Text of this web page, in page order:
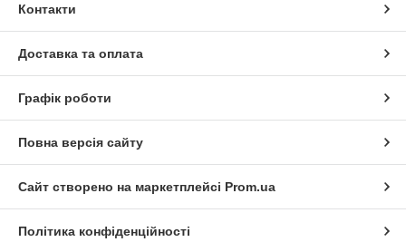
Контакти
Доставка та оплата
Графік роботи
Повна версія сайту
Сайт створено на маркетплейсі Prom.ua
Політика конфіденційності